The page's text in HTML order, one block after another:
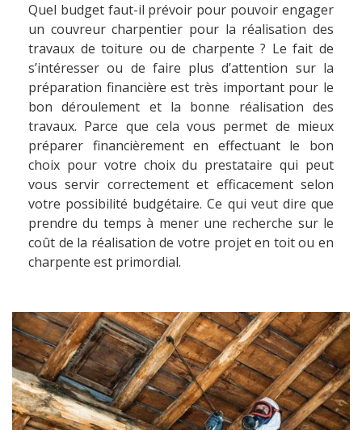
Quel budget faut-il prévoir pour pouvoir engager
un couvreur charpentier pour la réalisation des
travaux de toiture ou de charpente ? Le fait de
s’intéresser ou de faire plus d’attention sur la
préparation financière est très important pour le
bon déroulement et la bonne réalisation des
travaux. Parce que cela vous permet de mieux
préparer financièrement en effectuant le bon
choix pour votre choix du prestataire qui peut
vous servir correctement et efficacement selon
votre possibilité budgétaire. Ce qui veut dire que
prendre du temps à mener une recherche sur le
coût de la réalisation de votre projet en toit ou en
charpente est primordial.